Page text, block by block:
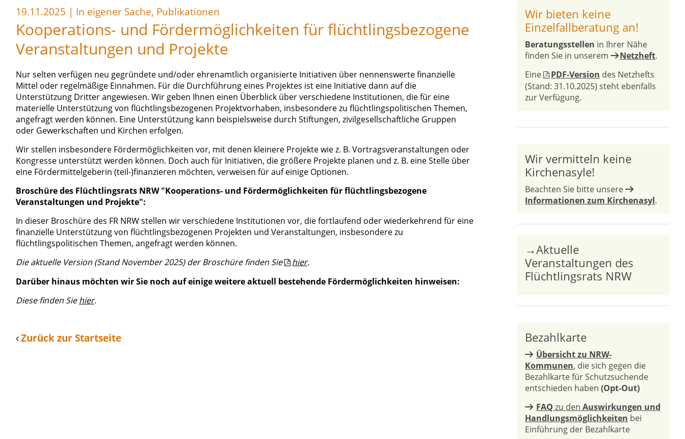
19.11.2025 | In eigener Sache, Publikationen
Kooperations- und Fördermöglichkeiten für flüchtlingsbezogene
Veranstaltungen und Projekte
Nur selten verfügen neu gegründete und/oder ehrenamtlich organisierte Initiativen über nennenswerte finanzielle
Mittel oder regelmäßige Einnahmen. Für die Durchführung eines Projektes ist eine Initiative dann auf die
Unterstützung Dritter angewiesen. Wir geben Ihnen einen Überblick über verschiedene Institutionen, die für eine
materielle Unterstützung von flüchtlingsbezogenen Projektvorhaben, insbesondere zu flüchtlingspolitischen Themen,
angefragt werden können. Eine Unterstützung kann beispielsweise durch Stiftungen, zivilgesellschaftliche Gruppen
oder Gewerkschaften und Kirchen erfolgen.
Wir stellen insbesondere Fördermöglichkeiten vor, mit denen kleinere Projekte wie z. B. Vortragsveranstaltungen oder
Kongresse unterstützt werden können. Doch auch für Initiativen, die größere Projekte planen und z. B. eine Stelle über
eine Fördermittelgeberin (teil-)finanzieren möchten, verweisen für auf einige Optionen.
Broschüre des Flüchtlingsrats NRW "Kooperations- und Fördermöglichkeiten für flüchtlingsbezogene
Veranstaltungen und Projekte":
In dieser Broschüre des FR NRW stellen wir verschiedene Institutionen vor, die fortlaufend oder wiederkehrend für eine
finanzielle Unterstützung von flüchtlingsbezogenen Projekten und Veranstaltungen, insbesondere zu
flüchtlingspolitischen Themen, angefragt werden können.
Die aktuelle Version (Stand November 2025) der Broschüre finden Sie
hier.
Darüber hinaus möchten wir Sie noch auf einige weitere aktuell bestehende Fördermöglichkeiten hinweisen:
Diese finden Siehier.
Zurück zur Startseite
Wir bieten keine
Einzelfallberatung an!
Beratungsstellen in Ihrer Nähe
finden Sie in unserem
Netzheft.
Eine
PDF-Version des Netzhefts
(Stand: 31.10.2025) steht ebenfalls
zur Verfügung.
Wir vermitteln keine
Kirchenasyle!
Beachten Sie bitte unsere
Informationen zum Kirchenasyl.
→Aktuelle
Veranstaltungen des
Flüchtlingsrats NRW
Bezahlkarte
Übersicht zu NRW-
Kommunen, die sich gegen die
Bezahlkarte für Schutzsuchende
entschieden haben (Opt-Out)
FAQ zu den Auswirkungen und
Handlungsmöglichkeiten bei
Einführung der Bezahlkarte